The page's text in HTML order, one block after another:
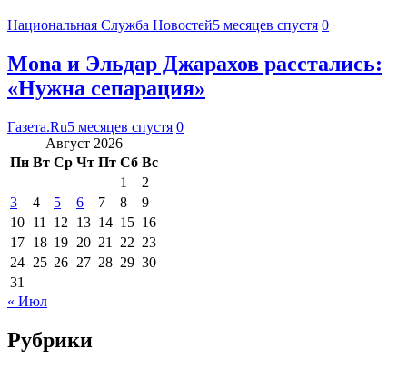
Национальная Служба Новостей5 месяцев спустя 0
Mona и Эльдар Джарахов расстались:
«Нужна сепарация»
Газета.Ru5 месяцев спустя 0
Август 2026
Пн Вт Ср Чт Пт Сб Вс
1
2
3
4 5 6 7 8
9
10 11 12 13 14 15 16
17 18 19 20 21 22 23
24 25 26 27 28 29 30
31
« Июл
Рубрики